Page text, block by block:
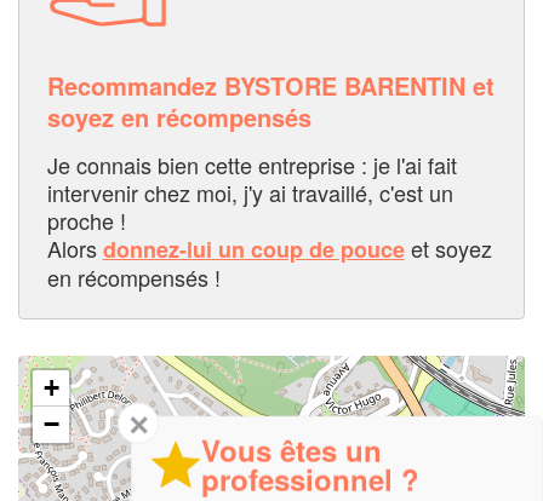
Recommandez BYSTORE BARENTIN et
soyez en récompensés
Je connais bien cette entreprise : je l'ai fait
intervenir chez moi, j'y ai travaillé, c'est un
proche !
Alorsdonnez-lui un coup de pouceet soyez
en récompensés !
+
−
✕
Vous êtes un
professionnel ?